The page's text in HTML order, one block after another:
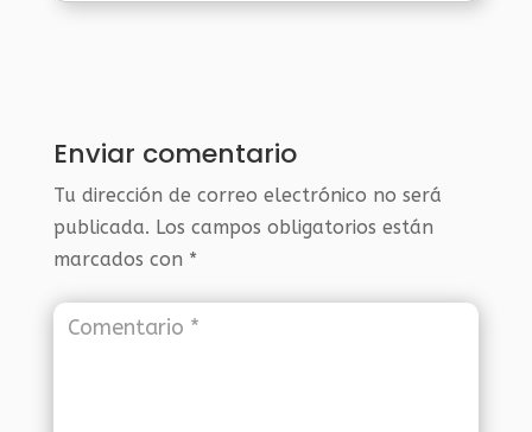
Enviar comentario
Tu dirección de correo electrónico no será
publicada. Los campos obligatorios están
marcados con *